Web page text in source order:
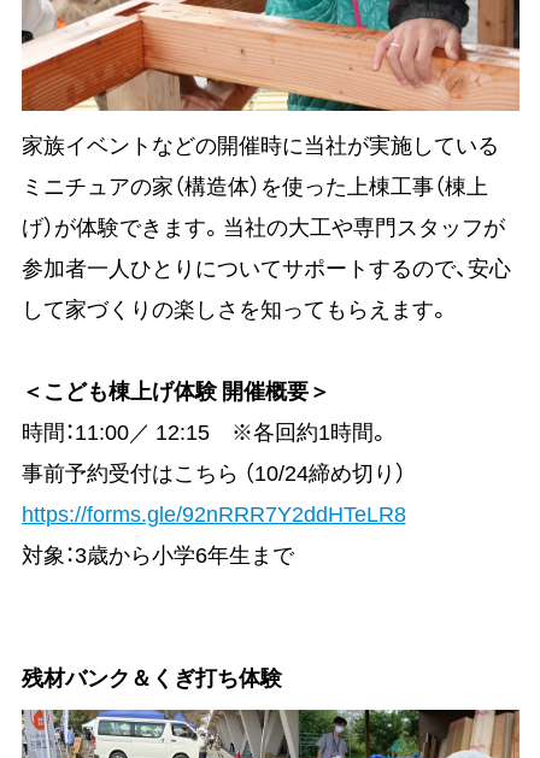
家族イベントなどの開催時に当社が実施している
ミニチュアの家（構造体）を使った上棟工事（棟上
げ）が体験できます。当社の大工や専門スタッフが
参加者一人ひとりについてサポートするので、安心
して家づくりの楽しさを知ってもらえます。
＜こども棟上げ体験 開催概要＞
時間：11:00／ 12:15 ※各回約1時間。
事前予約受付はこちら （10/24締め切り）
https://forms.gle/92nRRR7Y2ddHTeLR8
対象：3歳から小学6年生まで
残材バンク＆くぎ打ち体験